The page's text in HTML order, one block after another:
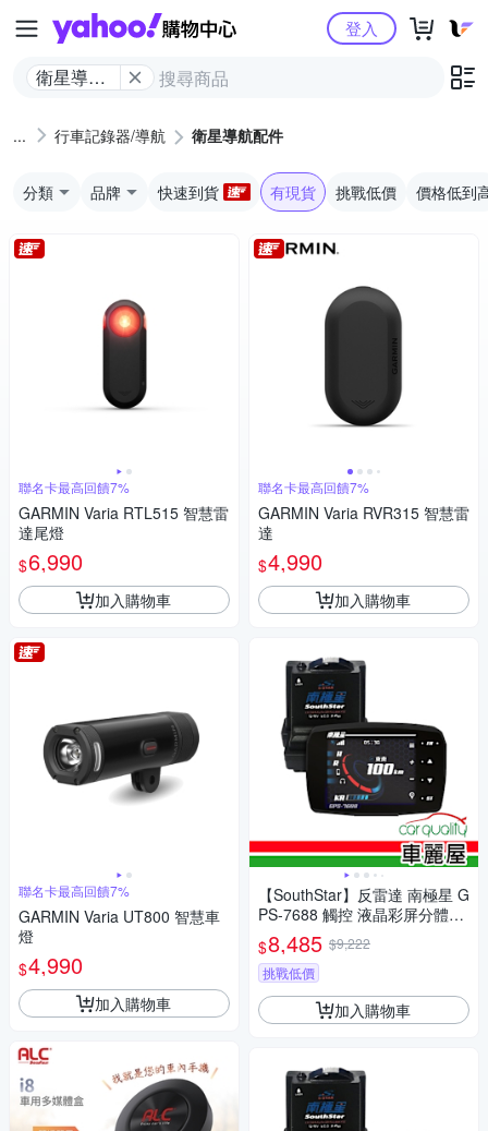
Yahoo購物中心
衛星導航
登入
行車記錄器/導航 衛星導航配件
分類 品牌 快速到貨 有現貨 挑戰低價 價格低到
聯名卡最高回饋7%
GARMIN Varia RTL515 智慧雷
達尾燈
$6,990
加入購物車
聯名卡最高回饋7%
GARMIN Varia UT800 智慧車
燈
$4,990
加入購物車
聯名卡最高回饋7%
GARMIN Varia RVR315 智慧雷
達
$4,990
加入購物車
【SouthStar】反雷達 南極星 G
PS-7688 觸控 液晶彩屏分體測
速器 安裝費另計(車麗屋)
$8,485 $9,222
挑戰低價
加入購物車